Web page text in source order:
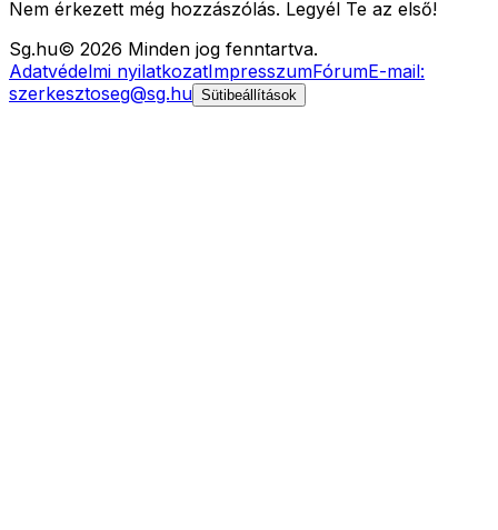
Nem érkezett még hozzászólás. Legyél Te az első!
Sg.hu© 2026 Minden jog fenntartva.
Adatvédelmi nyilatkozatImpresszumFórumE-mail:
szerkesztoseg@sg.hu Sütibeállítások